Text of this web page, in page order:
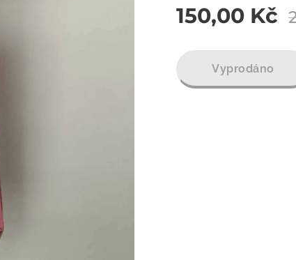
150,00 Kč
Vyprodáno